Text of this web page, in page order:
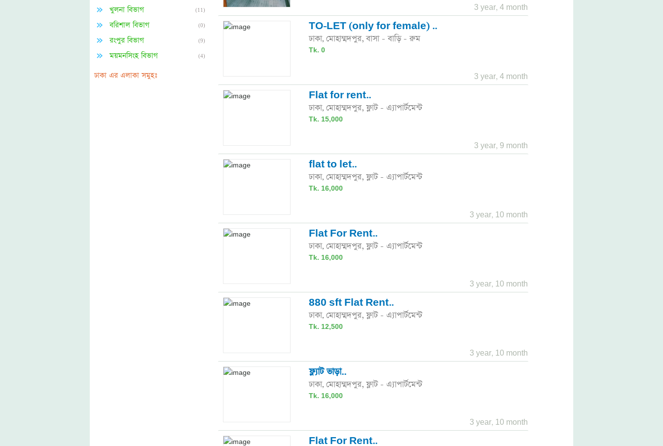
খুলনা বিভাগ (11)
বরিশাল বিভাগ (0)
রংপুর বিভাগ (9)
ময়মনসিংহ বিভাগ (4)
ঢাকা এর এলাকা সমুহঃ
3 year, 4 month
TO-LET (only for female) ..
ঢাকা, মোহাম্মদপুর, বাসা - বাড়ি - রুম
Tk. 0
3 year, 4 month
Flat for rent..
ঢাকা, মোহাম্মদপুর, ফ্লাট - এ্যাপার্টমেন্ট
Tk. 15,000
3 year, 9 month
flat to let..
ঢাকা, মোহাম্মদপুর, ফ্লাট - এ্যাপার্টমেন্ট
Tk. 16,000
3 year, 10 month
Flat For Rent..
ঢাকা, মোহাম্মদপুর, ফ্লাট - এ্যাপার্টমেন্ট
Tk. 16,000
3 year, 10 month
880 sft Flat Rent..
ঢাকা, মোহাম্মদপুর, ফ্লাট - এ্যাপার্টমেন্ট
Tk. 12,500
3 year, 10 month
ফ্ল্যাট ভাড়া..
ঢাকা, মোহাম্মদপুর, ফ্লাট - এ্যাপার্টমেন্ট
Tk. 16,000
3 year, 10 month
Flat For Rent..